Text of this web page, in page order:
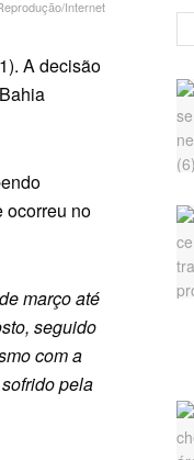
Internet
A decisão
ocorreu no
março até
seguido
com a
pela